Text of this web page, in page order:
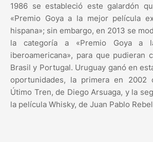
1986 se estableció este galardón
«Premio Goya a la mejor película
hispana»; sin embargo, en 2013 se
la categoría a «Premio Goya a
iberoamericana», para que pudieran
Brasil y Portugal. Uruguay ganó en
oportunidades, la primera en 2002
Útimo Tren, de Diego Arsuaga, y la
la película Whisky, de Juan Pablo